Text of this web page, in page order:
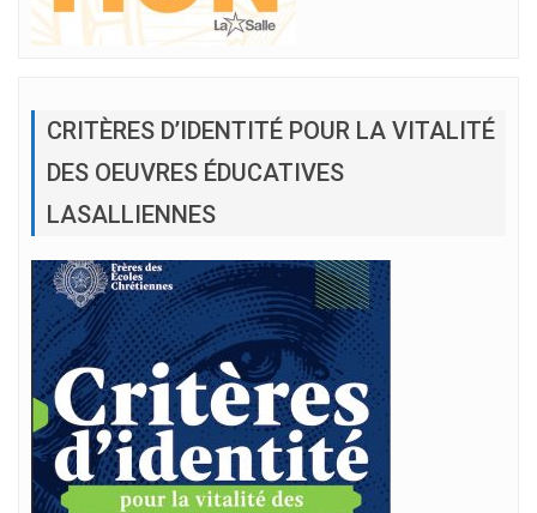
CRITÈRES D’IDENTITÉ POUR LA VITALITÉ
DES OEUVRES ÉDUCATIVES
LASALLIENNES